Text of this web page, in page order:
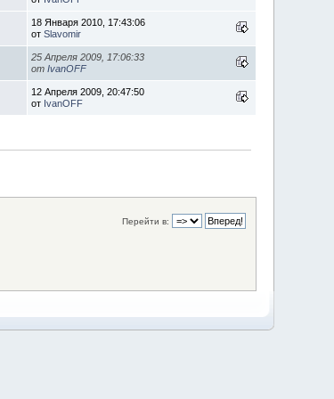
18 Января 2010, 17:43:06
отSlavomir
25 Апреля 2009, 17:06:33
отIvanOFF
12 Апреля 2009, 20:47:50
от IvanOFF
Перейти в: